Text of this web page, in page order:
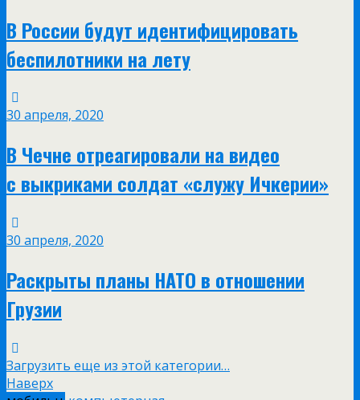
В России будут идентифицировать
беспилотники на лету
30 апреля, 2020
В Чечне отреагировали на видео
с выкриками солдат «служу Ичкерии»
30 апреля, 2020
Раскрыты планы НАТО в отношении
Грузии
Загрузить еще из этой категории…
Наверх